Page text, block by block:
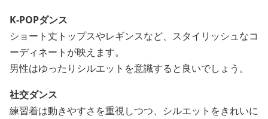
K-POPダンス
ショート丈トップスやレギンスなど、スタイリッシュなコ
ーディネートが映えます。
男性はゆったりシルエットを意識すると良いでしょう。
社交ダンス
練習着は動きやすさを重視しつつ、シルエットをきれいに